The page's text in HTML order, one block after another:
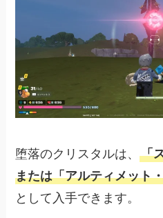
堕落のクリスタルは、「
または「アルティメット
として入手できます。